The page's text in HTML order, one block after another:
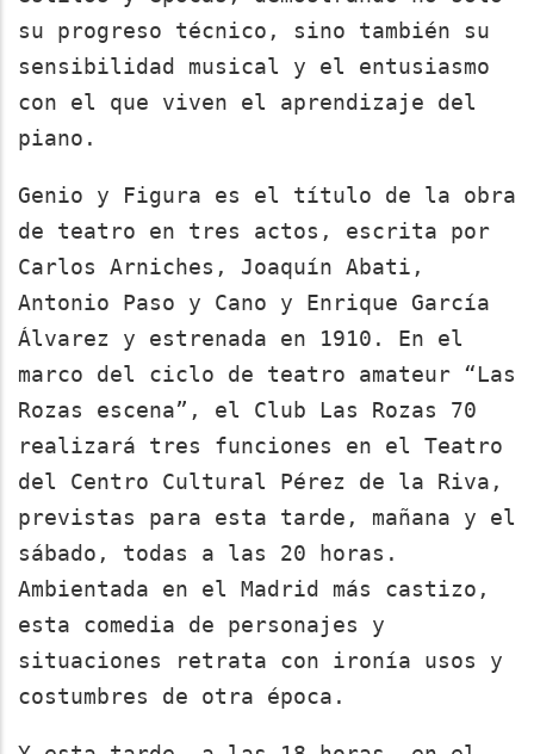
su progreso técnico, sino también su
sensibilidad musical y el entusiasmo
con el que viven el aprendizaje del
piano.
Genio y Figura es el título de la obra
de teatro en tres actos, escrita por
Carlos Arniches, Joaquín Abati,
Antonio Paso y Cano y Enrique García
Álvarez y estrenada en 1910. En el
marco del ciclo de teatro amateur “Las
Rozas escena”, el Club Las Rozas 70
realizará tres funciones en el Teatro
del Centro Cultural Pérez de la Riva,
previstas para esta tarde, mañana y el
sábado, todas a las 20 horas.
Ambientada en el Madrid más castizo,
esta comedia de personajes y
situaciones retrata con ironía usos y
costumbres de otra época.